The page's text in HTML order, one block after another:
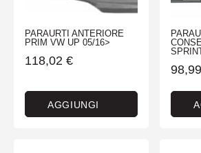
PARAURTI ANTERIORE
PRIM VW UP 05/16>
118,02 €
AGGIUNGI
98,99